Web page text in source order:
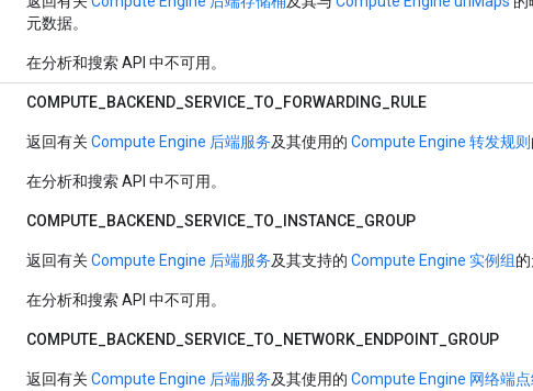
元数据。
在分析和搜索 API 中不可用。
COMPUTE_ BACKEND_ SERVICE_ TO_ FORWARDING_ RULE
返回有关Compute Engine 后端服务及其使用的 Compute Engine 转发规则
在分析和搜索 API 中不可用。
COMPUTE_ BACKEND_ SERVICE_ TO_ INSTANCE_ GROUP
返回有关Compute Engine 后端服务及其支持的 Compute Engine 实例组的
在分析和搜索 API 中不可用。
COMPUTE_ BACKEND_ SERVICE_ TO_ NETWORK_ ENDPOINT_ GROUP
返回有关Compute Engine 后端服务及其使用的 Compute Engine 网络端点